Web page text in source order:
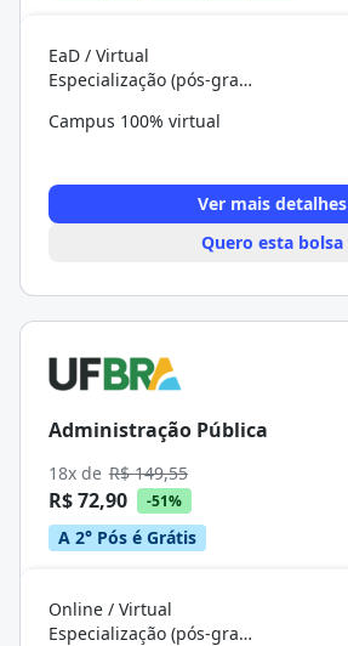
EaD / Virtual
Especialização (pós-graduação)
Campus 100% virtual
Ver mais detalhes
Quero esta bolsa
Administração Pública
18x de R$ 149,55
R$ 72,90 -51%
A 2° Pós é Grátis
Online / Virtual
Especialização (pós-graduação)